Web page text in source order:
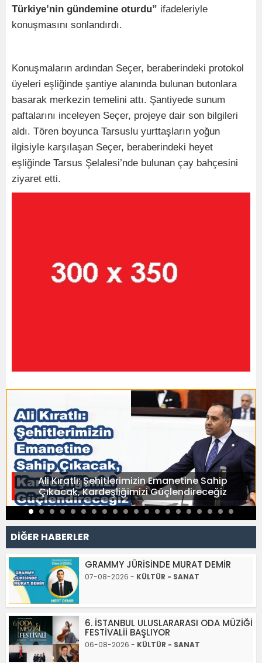
Türkiye’nin gündemine oturdu” ifadeleriyle
konuşmasını sonlandırdı.
Konuşmaların ardından Seçer, beraberindeki protokol
üyeleri eşliğinde şantiye alanında bulunan butonlara
basarak merkezin temelini attı. Şantiyede sunum
paftalarını inceleyen Seçer, projeye dair son bilgileri
aldı. Tören boyunca Tarsuslu yurttaşların yoğun
ilgisiyle karşılaşan Seçer, beraberindeki heyet
eşliğinde Tarsus Şelalesi’nde bulunan çay bahçesini
ziyaret etti.
Ali Kıratlı: Şehitlerimizin Emanetine Sahip
Çıkacak, Kardeşliğimizi Güçlendireceğiz
DİĞER HABERLER
GRAMMY JÜRİSİNDE MURAT DEMİR
07-08-2026 - KÜLTÜR - SANAT
6. İSTANBUL ULUSLARARASI ODA MÜZİĞİ
FESTİVALİİ BAŞLIYOR
06-08-2026 - KÜLTÜR - SANAT